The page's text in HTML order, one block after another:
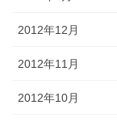
2012年12月
2012年11月
2012年10月